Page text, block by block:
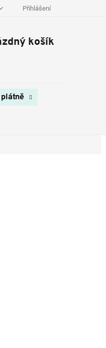
Přihlášení
Nákupní
košík